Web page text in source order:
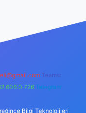
Teams:
606 0 726 Telegram:
Bilgi Teknolojileri